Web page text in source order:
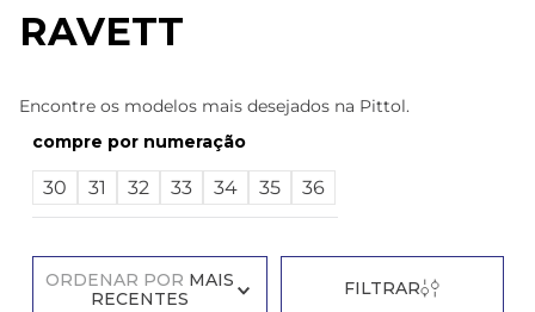
RAVETT
Encontre os modelos mais desejados na Pittol.
numeração
30 31 32 33 34 35 36
ORDENAR POR MAIS
RECENTES
FILTRAR